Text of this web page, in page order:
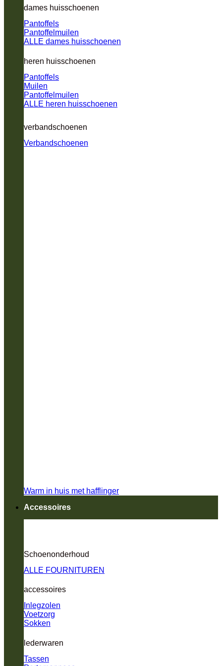
dames huisschoenen
Pantoffels
Pantoffelmuilen
ALLE dames huisschoenen
heren huisschoenen
Pantoffels
Muilen
Pantoffelmuilen
ALLE heren huisschoenen
verbandschoenen
Verbandschoenen
Warm in huis met hafflinger
Accessoires
Schoenonderhoud
ALLE FOURNITUREN
accessoires
Inlegzolen
Voetzorg
Sokken
lederwaren
Tassen